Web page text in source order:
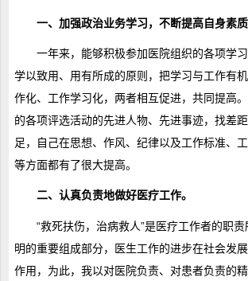
一、加强政治业务学习，不断提高自身素质
一年来，能够积极参加医院组织的各项学
学以致用、用有所成的原则，把学习与工作有
作化、工作学习化，两者相互促进，共同提高
的各项评选活动的先进人物、先进事迹，找差
足，自己在思想、作风、纪律以及工作标准、
等方面都有了很大提高。
二、认真负责地做好医疗工作。
“救死扶伤，治病救人”是医疗工作者的职
明的重要组成部分，医生工作的进步在社会发
作用，为此，我以对医院负责、对患者负责的